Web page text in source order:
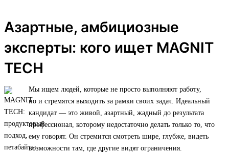
Азартные, амбициозные
эксперты: кого ищет MAGNIT
TECH
Мы ищем людей, которые не просто выполняют работу,
но и стремятся выходить за рамки своих задач. Идеальный
кандидат — это живой, азартный, жадный до результата
профессионал, которому недостаточно делать только то, что
ему говорят. Он стремится смотреть шире, глубже, видеть
возможности там, где другие видят ограничения.